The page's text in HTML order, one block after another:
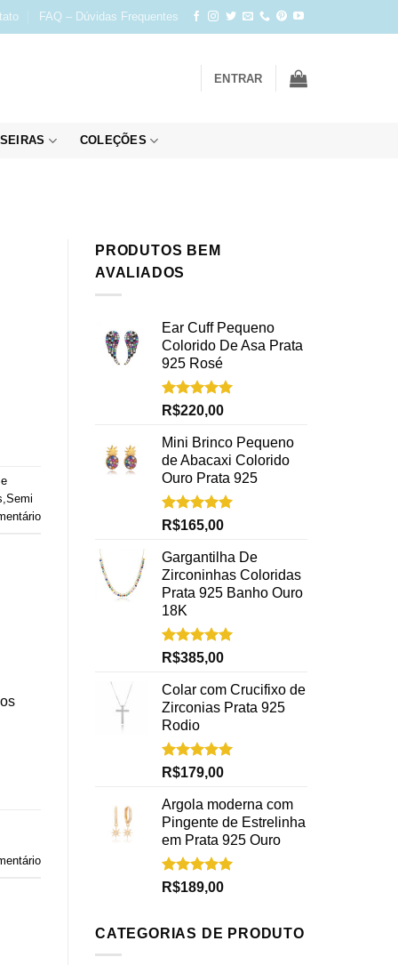
FAQ – Dúvidas Frequentes
ENTRAR
COLEÇÕES
,Semi
PRODUTOS BEM
AVALIADOS
Ear Cuff Pequeno
Colorido De Asa Prata
925 Rosé
Avaliação
R$220,00
Mini Brinco Pequeno
de Abacaxi Colorido
Ouro Prata 925
Avaliação
R$165,00
Gargantilha De
Zirconinhas Coloridas
Prata 925 Banho Ouro
18K
Avaliação
R$385,00
Colar com Crucifixo de
Zirconias Prata 925
Rodio
Avaliação
R$179,00
Argola moderna com
Pingente de Estrelinha
em Prata 925 Ouro
Avaliação
R$189,00
CATEGORIAS DE PRODUTO